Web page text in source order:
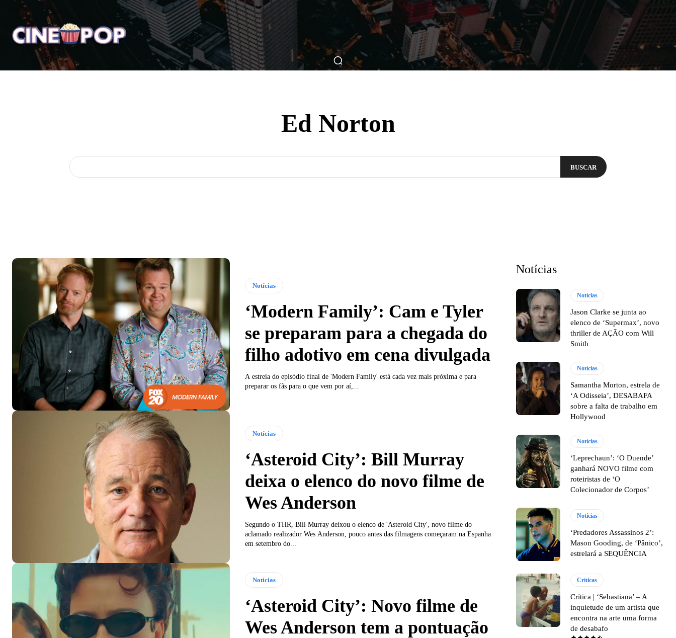
Home Notícias Críticas Breve Nos Cinemas Matérias Nos Cinemas Filmes Séries Música Gênero
Ed Norton
BUSCAR
Notícias
‘Modern Family’: Cam e Tyler
se preparam para a chegada do
filho adotivo em cena divulgada
A estreia do episódio final de 'Modern Family' está cada vez mais próxima e para
preparar os fãs para o que vem por aí,...
Notícias
‘Asteroid City’: Bill Murray
deixa o elenco do novo filme de
Wes Anderson
Segundo o THR, Bill Murray deixou o elenco de 'Asteroid City', novo filme do
aclamado realizador Wes Anderson, pouco antes das filmagens começaram na Espanha
em setembro do...
Notícias
‘Asteroid City’: Novo filme de
Wes Anderson tem a pontuação
Notícias
Notícias
Jason Clarke se junta ao
elenco de ‘Supermax’, novo
thriller de AÇÃO com Will
Smith
Notícias
Samantha Morton, estrela de
‘A Odisseia’, DESABAFA
sobre a falta de trabalho em
Hollywood
Notícias
‘Leprechaun’: ‘O Duende’
ganhará NOVO filme com
roteiristas de ‘O
Colecionador de Corpos’
Notícias
‘Predadores Assassinos 2’:
Mason Gooding, de ‘Pânico’,
estrelará a SEQUÊNCIA
Críticas
Crítica | ‘Sebastiana’ – A
inquietude de um artista que
encontra na arte uma forma
de desabafo